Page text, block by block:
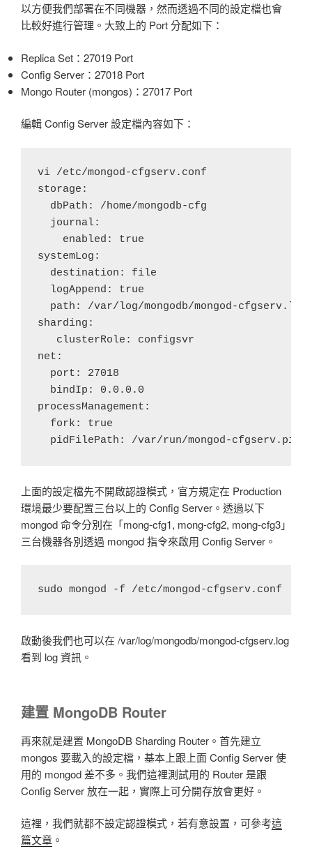
以方便我們部署在不同機器，然而透過不同的設定檔也會
比較好進行管理。大致上的 Port 分配如下：
Replica Set：27019 Port
Config Server：27018 Port
Mongo Router (mongos)：27017 Port
編輯 Config Server 設定檔內容如下：
vi /etc/mongod-cfgserv.conf
storage:
  dbPath: /home/mongodb-cfg
  journal:
    enabled: true
systemLog:
  destination: file
  logAppend: true
  path: /var/log/mongodb/mongod-cfgserv.log
sharding:
   clusterRole: configsvr
net:
  port: 27018
  bindIp: 0.0.0.0
processManagement:
  fork: true
上面的設定檔先不開啟認證模式，官方規定在 Production
環境最少要配置三台以上的 Config Server。透過以下
mongod 命令分別在「mong-cfg1, mong-cfg2, mong-cfg3」
三台機器各別透過 mongod 指令來啟用 Config Server。
sudo mongod -f /etc/mongod-cfgserv.conf
啟動後我們也可以在 /var/log/mongodb/mongod-cfgserv.log
看到 log 資訊。
建置 MongoDB Router
再來就是建置 MongoDB Sharding Router。首先建立
mongos 要載入的設定檔，基本上跟上面 Config Server 使
用的 mongod 差不多。我們這裡測試用的 Router 是跟
Config Server 放在一起，實際上可分開存放會更好。
這裡，我們就都不設定認證模式，若有意設置，可參考這
篇文章 。